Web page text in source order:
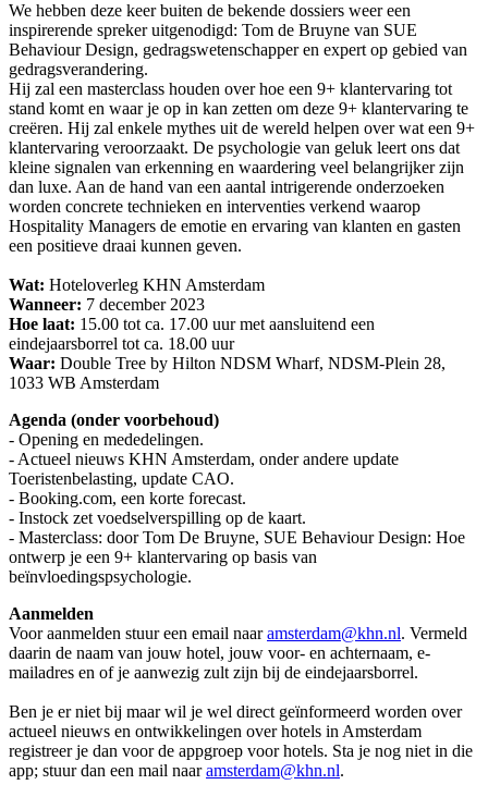
We hebben deze keer buiten de bekende dossiers weer een
inspirerende spreker uitgenodigd: Tom de Bruyne van SUE
Behaviour Design, gedragswetenschapper en expert op gebied van
gedragsverandering.
Hij zal een masterclass houden over hoe een 9+ klantervaring tot
stand komt en waar je op in kan zetten om deze 9+ klantervaring te
creëren. Hij zal enkele mythes uit de wereld helpen over wat een 9+
klantervaring veroorzaakt. De psychologie van geluk leert ons dat
kleine signalen van erkenning en waardering veel belangrijker zijn
dan luxe. Aan de hand van een aantal intrigerende onderzoeken
worden concrete technieken en interventies verkend waarop
Hospitality Managers de emotie en ervaring van klanten en gasten
een positieve draai kunnen geven.
Wat: Hoteloverleg KHN Amsterdam
Wanneer: 7 december 2023
Hoe laat: 15.00 tot ca. 17.00 uur met aansluitend een
eindejaarsborrel tot ca. 18.00 uur
Waar: Double Tree by Hilton NDSM Wharf, NDSM-Plein 28,
1033 WB Amsterdam
Agenda (onder voorbehoud)
- Opening en mededelingen.
- Actueel nieuws KHN Amsterdam, onder andere update
Toeristenbelasting, update CAO.
- Booking.com, een korte forecast.
- Instock zet voedselverspilling op de kaart.
- Masterclass: door Tom De Bruyne, SUE Behaviour Design: Hoe
ontwerp je een 9+ klantervaring op basis van
beïnvloedingspsychologie.
Aanmelden
Voor aanmelden stuur een email naaramsterdam@khn.nl. Vermeld
daarin de naam van jouw hotel, jouw voor- en achternaam, e-
mailadres en of je aanwezig zult zijn bij de eindejaarsborrel.
Ben je er niet bij maar wil je wel direct geïnformeerd worden over
actueel nieuws en ontwikkelingen over hotels in Amsterdam
registreer je dan voor de appgroep voor hotels. Sta je nog niet in die
app; stuur dan een mail naaramsterdam@khn.nl.